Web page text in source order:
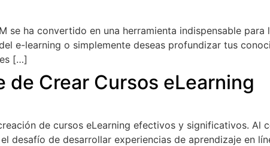
se ha convertido en una herramienta indispensable
e-learning o simplemente deseas profundizar tus
[…]
de Crear Cursos eLearning
de cursos eLearning efectivos y significativos. Al
desafío de desarrollar experiencias de aprendizaje en